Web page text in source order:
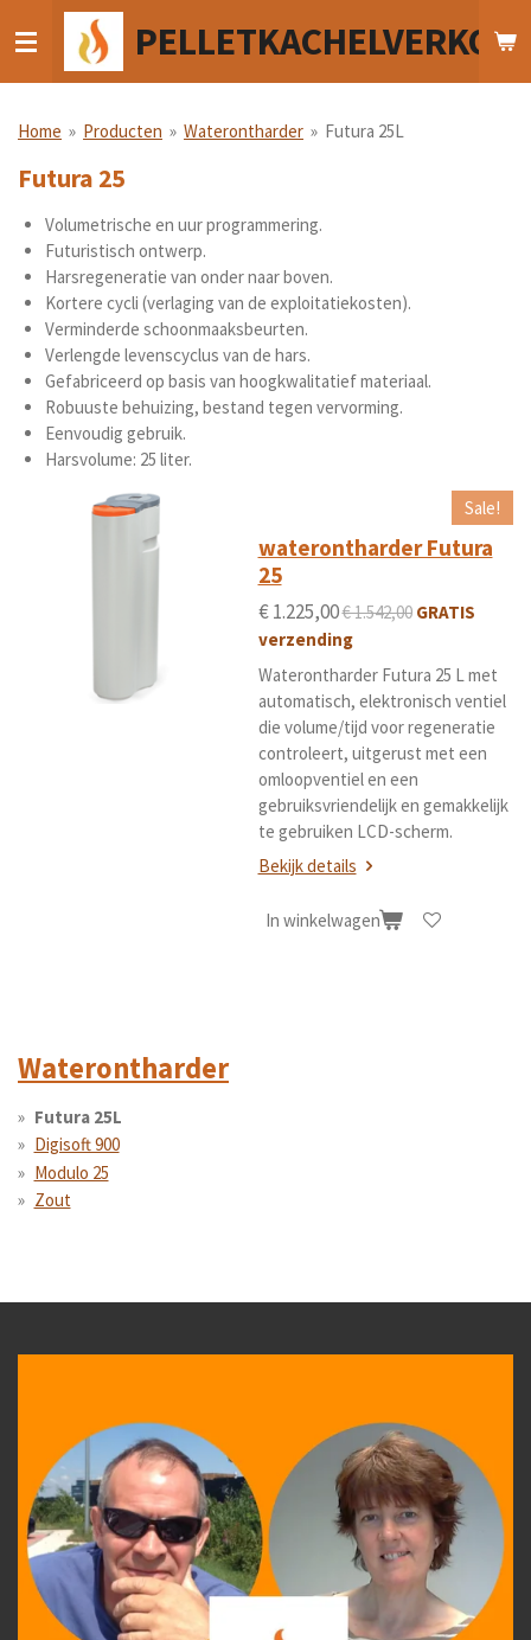
direct
hoofdinhoud
Home » Producten » Waterontharder » Futura 25L
Futura 25
Volumetrische en uur programmering.
Futuristisch ontwerp.
Harsregeneratie van onder naar boven.
Kortere cycli (verlaging van de exploitatiekosten).
Verminderde schoonmaaksbeurten.
Verlengde levenscyclus van de hars.
Gefabriceerd op basis van hoogkwalitatief materiaal.
Robuuste behuizing, bestand tegen vervorming.
Eenvoudig gebruik.
Harsvolume: 25 liter.
Sale!
waterontharder Futura
25
€ 1.225,00€ 1.542,00 GRATIS
verzending
Waterontharder Futura 25 L met
automatisch, elektronisch ventiel
die volume/tijd voor regeneratie
controleert, uitgerust met een
omloopventiel en een
gebruiksvriendelijk en gemakkelijk
te gebruiken LCD-scherm.
Bekijk details
In winkelwagen
Waterontharder
Futura 25L
Digisoft 900
Modulo 25
Zout